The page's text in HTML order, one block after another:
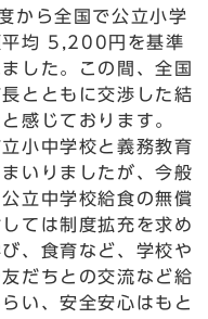
から全国で公立小学
平均 5,200円を基準
した。この間、全国
とともに交渉した結
感じております。
小中学校と義務教育
いりましたが、今般
立中学校給食の無償
ては制度拡充を求め
、食育など、学校や
だちとの交流など給
い、安全安心はもと